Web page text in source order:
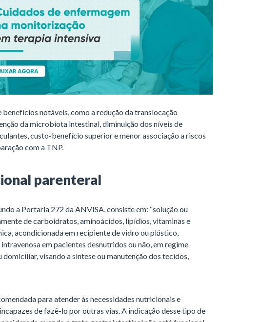
notáveis, como a redução da translocação
da microbiota intestinal, diminuição dos níveis de
custo-benefício superior e menor associação a riscos
com a TNP.
parenteral
a Portaria 272 da ANVISA, consiste em: “solução ou
de carboidratos, aminoácidos, lipídios, vitaminas e
acondicionada em recipiente de vidro ou plástico,
em pacientes desnutridos ou não, em regime
visando a síntese ou manutenção dos tecidos,
para atender às necessidades nutricionais e
de fazê-lo por outras vias. A indicação desse tipo de